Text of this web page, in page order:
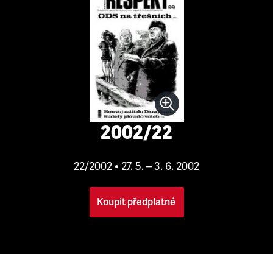
22/2002 • 27. 5. – 3. 6. 2002
2002/22
Koupit předplatné